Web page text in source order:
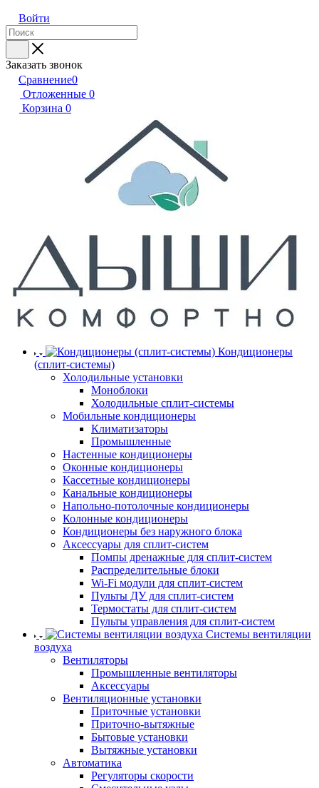
Войти
Заказать звонок
Сравнение0
Отложенные 0
Корзина 0
Кондиционеры
(сплит-системы)
Холодильные установки
Моноблоки
Холодильные сплит-системы
Мобильные кондиционеры
Климатизаторы
Промышленные
Настенные кондиционеры
Оконные кондиционеры
Кассетные кондиционеры
Канальные кондиционеры
Напольно-потолочные кондиционеры
Колонные кондиционеры
Кондиционеры без наружного блока
Аксессуары для сплит-систем
Помпы дренажные для сплит-систем
Распределительные блоки
Wi-Fi модули для сплит-систем
Пульты ДУ для сплит-систем
Термостаты для сплит-систем
Пульты управления для сплит-систем
Системы вентиляции
воздуха
Вентиляторы
Промышленные вентиляторы
Аксессуары
Вентиляционные установки
Приточные установки
Приточно-вытяжные
Бытовые установки
Вытяжные установки
Автоматика
Регуляторы скорости